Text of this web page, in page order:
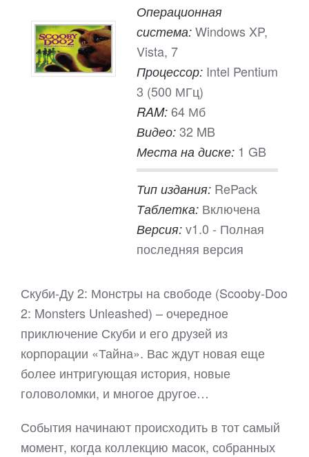
Операционная
система: Windows XP,
Vista, 7
Процессор: Intel Pentium
3 (500 МГц)
RAM: 64 Мб
Видео: 32 MB
Места на диске: 1 GB
Тип издания: RePack
Таблетка: Включена
Версия: v1.0 - Полная
последняя версия
Скуби-Ду 2: Монстры на свободе (Scooby-Doo
2: Monsters Unleashed) – очередное
приключение Скуби и его друзей из
корпорации «Тайна». Вас ждут новая еще
более интригующая история, новые
головоломки, и многое другое…
События начинают происходить в тот самый
момент, когда коллекцию масок, собранных